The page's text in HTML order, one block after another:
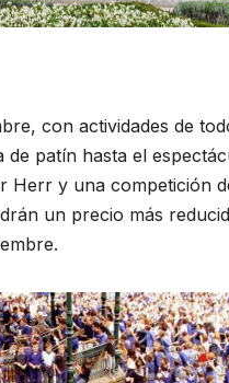
con actividades de
patín hasta el
Herr y una competición
un precio más